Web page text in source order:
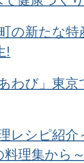
の新たな
!
わび」東京
レシピ紹介
料理集から